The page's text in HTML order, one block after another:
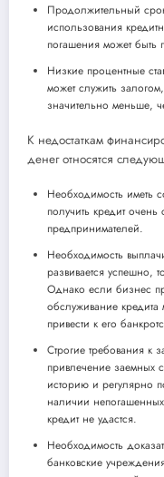
Продолжительный
использования
погашения может
Низкие процентные
может служить
значительно меньше,
К недостаткам
денег относятся
Необходимость иметь
получить кредит
предпринимателей.
Необходимость
развивается успешно,
Однако если бизнес
обслуживание
привести к его
Строгие требования к
привлечение заемных
историю и регулярно
наличии
кредит не удастся.
Необходимость
банковские